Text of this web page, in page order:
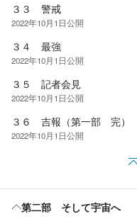
３３ 警戒
2022年10月1日公開
３４ 最強
2022年10月1日公開
３５ 記者会見
2022年10月1日公開
３６ 吉報（第一部 完）
2022年10月1日公開
第二部 そして宇宙へ